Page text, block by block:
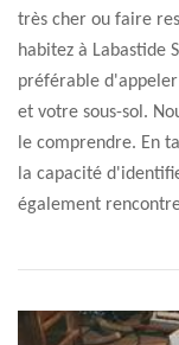
très cher ou faire
habitez à Labastide
préférable
et votre sous-sol.
le comprendre. En
la capacité
également